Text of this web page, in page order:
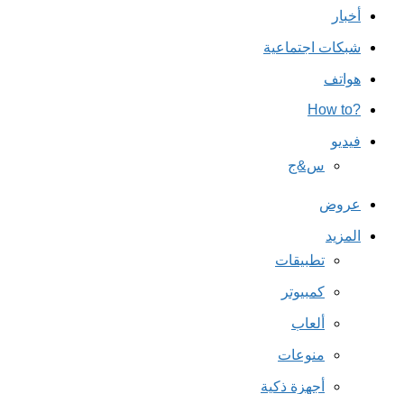
أخبار
شبكات اجتماعية
هواتف
?How to
فيديو
س&ج
عروض
المزيد
تطبيقات
كمبيوتر
ألعاب
منوعات
أجهزة ذكية